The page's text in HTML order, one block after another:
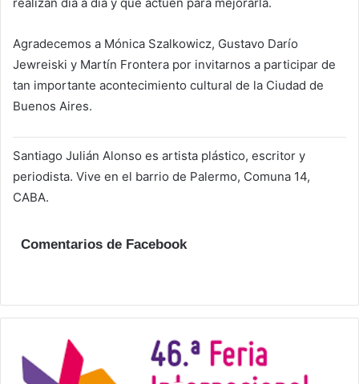
Agradecemos a Mónica Szalkowicz, Gustavo Darío
Jewreiski y Martín Frontera por invitarnos a participar de
tan importante acontecimiento cultural de la Ciudad de
Buenos Aires.
Santiago Julián Alonso es artista plástico, escritor y
periodista. Vive en el barrio de Palermo, Comuna 14,
CABA.
Comentarios de Facebook